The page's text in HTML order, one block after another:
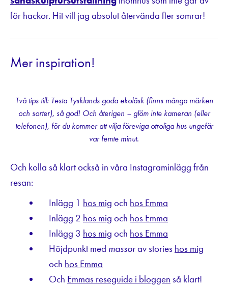
för hackor. Hit vill jag absolut återvända fler somrar!
Mer inspiration!
Två tips till: Testa Tysklands goda ekoläsk (finns många märken
och sorter), så god! Och återigen – glöm inte kameran (eller
telefonen), för du kommer att vilja föreviga otroliga hus ungefär
var femte minut.
Och kolla så klart också in våra Instagraminlägg från
resan:
Inlägg 1 hos mig och hos Emma
Inlägg 2 hos mig och hos Emma
Inlägg 3 hos mig och hos Emma
Höjdpunkt med massorav stories hos mig
och hos Emma
Och Emmas reseguide i bloggen så klart!